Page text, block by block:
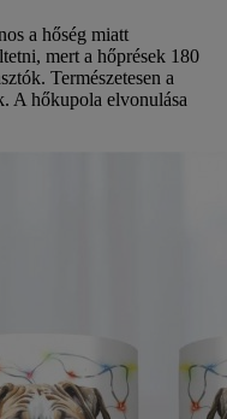
a hőség miatt
mert a hőprések 180
Természetesen a
A hőkupola elvonulása